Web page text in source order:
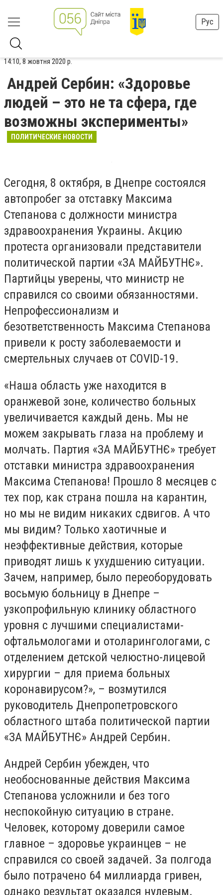
Рус
14:10, 8 жовтня 2020 р.
Андрей Сербин: «Здоровье
людей – это не та сфера, где
возможны эксперименты»
ПОЛИТИЧЕСКИЕ НОВОСТИ
Сегодня, 8 октября, в Днепре состоялся
автопробег за отставку Максима
Степанова с должности министра
здравоохранения Украины. Акцию
протеста организовали представители
политической партии «ЗА МАЙБУТНЄ».
Партийцы уверены, что министр не
справился со своими обязанностями.
Непрофессионализм и
безответственность Максима Степанова
привели к росту заболеваемости и
смертельных случаев от COVID-19.
«Наша область уже находится в
оранжевой зоне, количество больных
увеличивается каждый день. Мы не
можем закрывать глаза на проблему и
молчать. Партия «ЗА МАЙБУТНЄ» требует
отставки министра здравоохранения
Максима Степанова! Прошло 8 месяцев с
тех пор, как страна пошла на карантин,
но мы не видим никаких сдвигов. А что
мы видим? Только хаотичные и
неэффективные действия, которые
приводят лишь к ухудшению ситуации.
Зачем, например, было переоборудовать
восьмую больницу в Днепре –
узкопрофильную клинику областного
уровня с лучшими специалистами-
офтальмологами и отоларингологами, с
отделением детской челюстно-лицевой
хирургии – для приема больных
коронавирусом?», – возмутился
руководитель Днепропетровского
областного штаба политической партии
«ЗА МАЙБУТНЄ» Андрей Сербин.
Андрей Сербин убежден, что
необоснованные действия Максима
Степанова усложнили и без того
неспокойную ситуацию в стране.
Человек, которому доверили самое
главное – здоровье украинцев – не
справился со своей задачей. За полгода
было потрачено 64 миллиарда гривен,
однако результат оказался нулевым.